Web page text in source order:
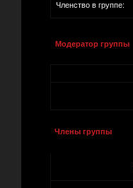
Членство в группе:
Модератор группы
Члены группы